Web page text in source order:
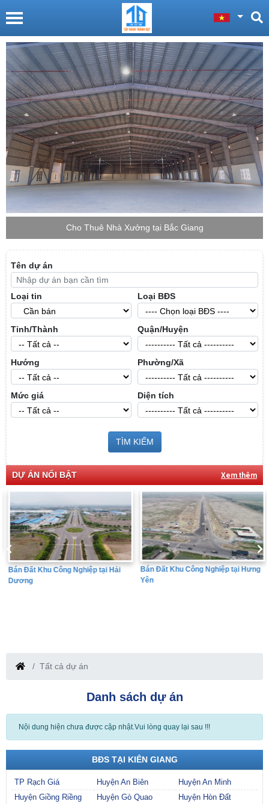
Cho Thuê Nhà Xưởng tại Bắc Giang
Tên dự án
Loại tin Loại BĐS
Tỉnh/Thành Quận/Huyện
Hướng Phường/Xã
Mức giá Diện tích
TÌM KIẾM
DỰ ÁN NỔI BẬT Xem thêm
Bán Đất Khu Công Nghiệp tại Hải
Dương
Bán Đất Khu Công Nghiệp tại Hưng
Yên
Tất cả dự án
Danh sách dự án
Nội dung hiện chưa được cập nhật.Vui lòng quay lại sau !!!
BĐS TẠI KIÊN GIANG
TP Rạch Giá Huyện An Biên
Huyện An Minh
Huyện Giồng Riềng
Huyện Gò Quao
Huyện Hòn Đất